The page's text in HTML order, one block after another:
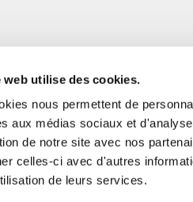
web utilise des cookies.
nous permettent de
aux médias sociaux et
de notre site avec nos
celles-ci avec d'autres
de leurs services.
FERA 24 UG Sede legale: